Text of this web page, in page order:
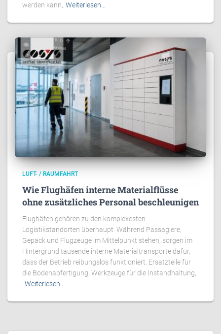
werden kann, Weiterlesen…
LUFT- / RAUMFAHRT
Wie Flughäfen interne Materialflüsse
ohne zusätzliches Personal beschleunigen
Flughäfen gehören zu den komplexesten
Logistikstandorten überhaupt. Während Passagiere,
Gepäck und Flugzeuge im Mittelpunkt stehen, sorgen im
Hintergrund tausende interne Materialtransporte dafür,
dass der Betrieb reibungslos funktioniert. Ersatzteile für
die Bodenabfertigung, Werkzeuge für die Instandhaltung,
Weiterlesen…